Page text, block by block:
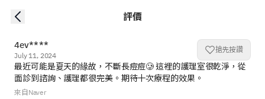
評價
4ev****
July 11, 2024
搶先按讚
最近可能是夏天的緣故，不斷長痘痘🥲 這裡的護理室很乾淨，從
面診到諮詢、護理都很完美。期待十次療程的效果。
來自Naver